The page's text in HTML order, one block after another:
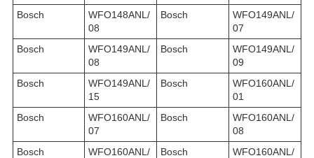
Bosch
WFO148ANL/
08
Bosch
WFO149ANL/
07
Bosch
WFO149ANL/
08
Bosch
WFO149ANL/
09
Bosch
WFO149ANL/
15
Bosch
WFO160ANL/
01
Bosch
WFO160ANL/
07
Bosch
WFO160ANL/
08
Bosch
WFO160ANL/
Bosch
WFO160ANL/